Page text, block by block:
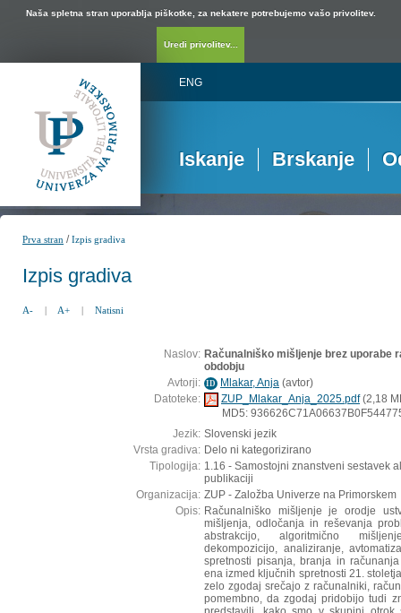
Naša spletna stran uporablja piškotke, za nekatere potrebujemo vašo privolitev.
Uredi privolitev...
ENG
Iskanje Brskanje
Prva stran /Izpis gradiva
Izpis gradiva
A- | A+ | Natisni
Naslov: Računalniško mišljenje brez uporabe
obdobju
Avtorji: ID Mlakar, Anja (avtor)
Datoteke:
ZUP_Mlakar_Anja_2025.pdf(2,18
MD5:
Jezik: Slovenski jezik
Vrsta gradiva: Delo ni kategorizirano
Tipologija: 1.16 - Samostojni znanstveni sestavek
publikaciji
Organizacija: ZUP - Založba Univerze na Primorskem
Opis: Računalniško mišljenje je orodje
mišljenja, odločanja in reševanja
abstrakcijo, algoritmično
dekompozicijo, analiziranje,
spretnosti pisanja, branja in
ena izmed ključnih spretnosti 21.
zelo zgodaj srečajo z računalniki,
pomembno, da zgodaj pridobijo tudi